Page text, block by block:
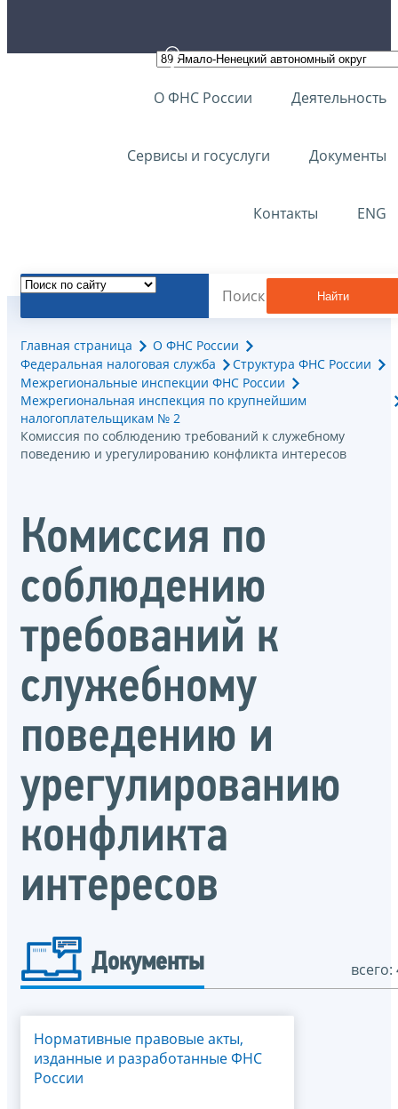
О ФНС России Деятельность
Сервисы и госуслуги Документы
Контакты ENG
Найти
Главная страница
О ФНС России
Федеральная налоговая служба
Структура ФНС России
Межрегиональные инспекции ФНС России
Межрегиональная инспекция по крупнейшим
налогоплательщикам № 2
Комиссия по соблюдению требований к служебному
поведению и урегулированию конфликта интересов
Комиссия по
соблюдению
требований к
служебному
поведению и
урегулированию
конфликта
интересов
Документы всего:
Нормативные правовые акты,
изданные и разработанные ФНС
России